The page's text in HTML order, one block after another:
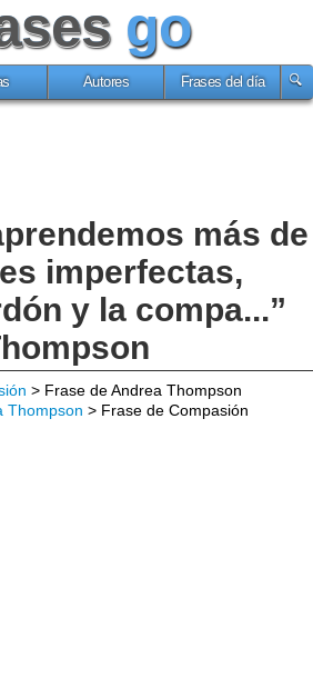
go
Autores Frases del día
más de
imperfectas,
y la compa...”
> Frase de Andrea Thompson
Thompson > Frase de Compasión